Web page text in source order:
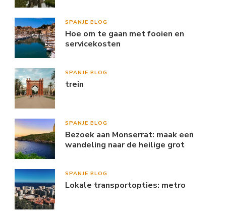
SPANJE BLOG
Hoe om te gaan met fooien en
servicekosten
SPANJE BLOG
trein
SPANJE BLOG
Bezoek aan Monserrat: maak een
wandeling naar de heilige grot
SPANJE BLOG
Lokale transportopties: metro